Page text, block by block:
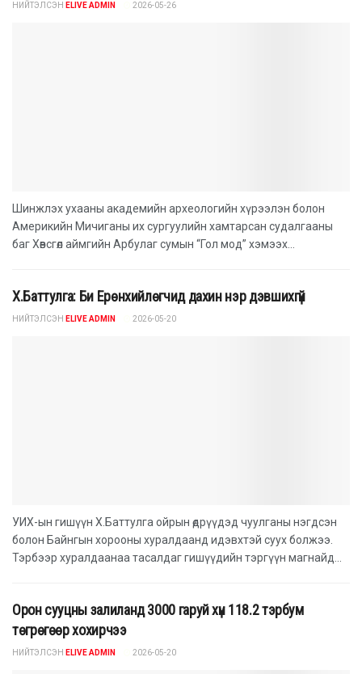
НИЙТЭЛСЭН ELIVE ADMIN 2026-05-26
Шинжлэх ухааны академийн археологийн хүрээлэн болон
Америкийн Мичиганы их сургуулийн хамтарсан судалгааны
баг Хөвсгөл аймгийн Арбулаг сумын “Гол мод” хэмээх...
Х.Баттулга: Би Ерөнхийлөгчид дахин нэр дэвшихгүй
НИЙТЭЛСЭН ELIVE ADMIN 2026-05-20
УИХ-ын гишүүн Х.Баттулга ойрын өдрүүдэд чуулганы нэгдсэн
болон Байнгын хорооны хуралдаанд идэвхтэй суух болжээ.
Тэрбээр хуралдаанаа тасалдаг гишүүдийн тэргүүн магнайд...
Орон сууцны залиланд 3000 гаруй хүн 118.2 тэрбум
төгрөгөөр хохирчээ
НИЙТЭЛСЭН ELIVE ADMIN 2026-05-20